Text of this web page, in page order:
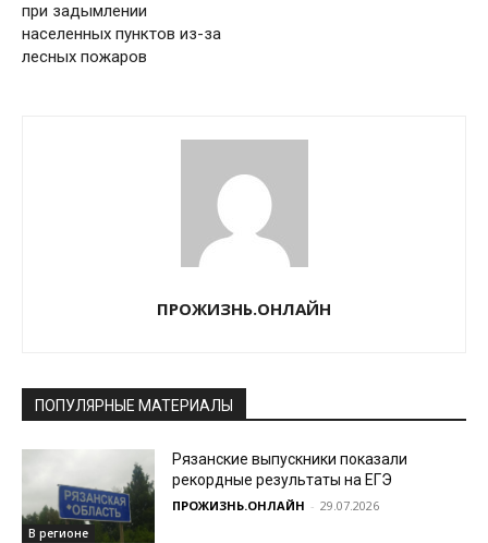
при задымлении
населенных пунктов из-за
лесных пожаров
ПРОЖИЗНЬ.ОНЛАЙН
ПОПУЛЯРНЫЕ МАТЕРИАЛЫ
В регионе
Рязанские выпускники показали
рекордные результаты на ЕГЭ
ПРОЖИЗНЬ.ОНЛАЙН - 29.07.2026